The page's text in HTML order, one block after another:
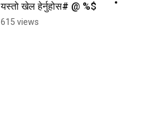
यस्तो खेल हेर्नुहोस# @ %$
615 views